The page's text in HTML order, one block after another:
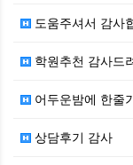
도움주셔서 감사
학원추천 감사드
어두운밤에 한줄
상담후기 감사